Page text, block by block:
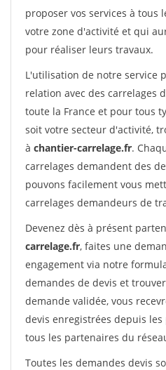
proposer vos services à tous
votre zone d'activité et qui
pour réaliser leurs travaux.
L'utilisation de notre service
relation avec des carrelages
toute la France et pour tous
soit votre secteur d'activité,
à chantier-carrelage.fr.
carrelages demandent des
pouvons facilement vous
carrelages demandeurs de
Devenez dès à présent
carrelage.fr, faites une
engagement via notre
demandes de devis et
demande validée, vous
devis enregistrées depuis
tous les partenaires du
Toutes les demandes devis